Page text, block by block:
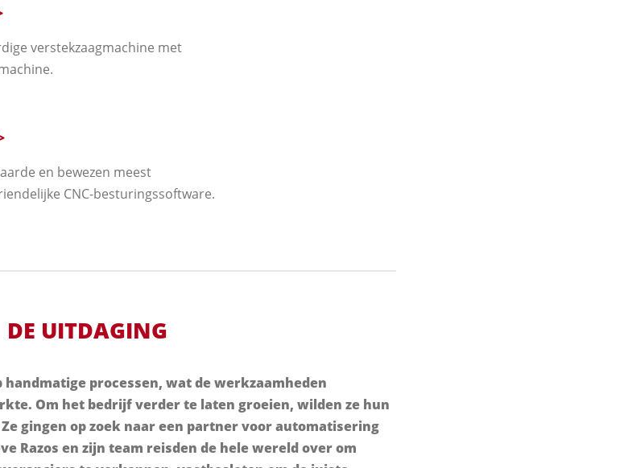
verstekzaagmachine met
en bewezen meest
CNC-besturingssoftware.
DE UITDAGING
processen, wat de werkzaamheden
Om het bedrijf verder te laten groeien, wilden ze hun
gingen op zoek naar een partner voor automatisering
Razos en zijn team reisden de hele wereld over om